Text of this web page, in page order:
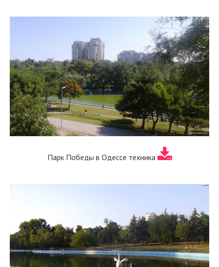
Парк Победы в Одессе техника